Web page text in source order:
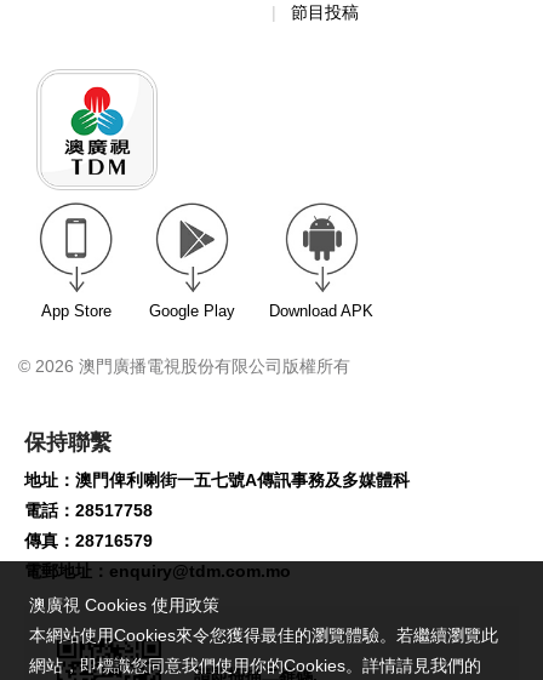
節目投稿
App Store Google Play Download APK
© 2026 澳門廣播電視股份有限公司版權所有
保持聯繫
地址：澳門俾利喇街一五七號A傳訊事務及多媒體科
電話：28517758
傳真：28716579
電郵地址： enquiry@tdm.com.mo
請即掃描二維碼,
澳廣視 Cookies 使用政策
本網站使用Cookies來令您獲得最佳的瀏覽體驗。若繼續瀏覽此
網站，即標識您同意我們使用你的Cookies。詳情請見我們的